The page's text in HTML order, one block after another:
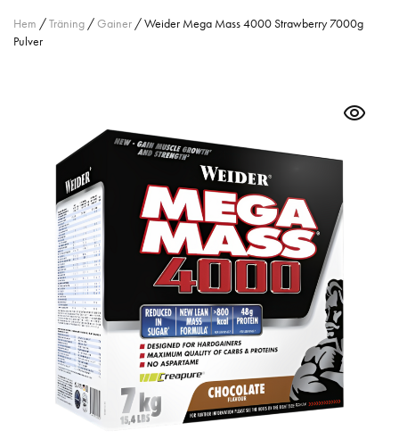
Hem /Träning /Gainer / Weider Mega Mass 4000 Strawberry 7000g
Pulver